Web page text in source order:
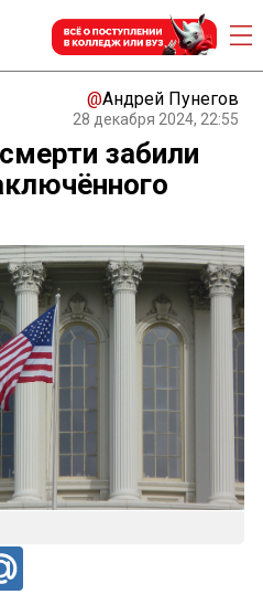
@Андрей Пунегов
28 декабря 2024, 22:55
забили